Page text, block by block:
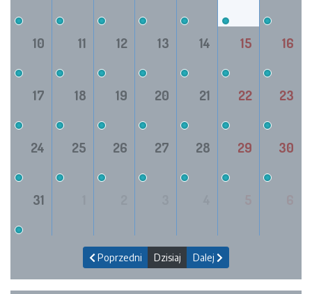
10 11 12 13 14 15 16
17 18 19 20 21 22 23
24 25 26 27 28 29 30
31
Poprzedni Dzisiaj Dalej